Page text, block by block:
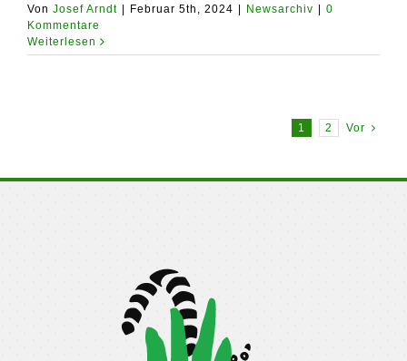
Von Josef Arndt Februar 5th, 2024 Newsarchiv
0
Kommentare
Weiterlesen
1 2 Vor